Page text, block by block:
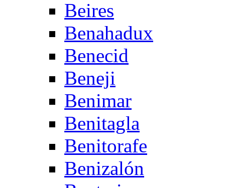
Beires
Benahadux
Benecid
Beneji
Benimar
Benitagla
Benitorafe
Benizalón